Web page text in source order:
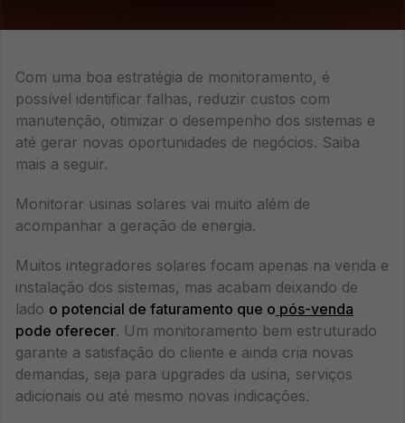
Com uma boa estratégia de monitoramento, é
possível identificar falhas, reduzir custos com
manutenção, otimizar o desempenho dos sistemas e
até gerar novas oportunidades de negócios. Saiba
mais a seguir.
Monitorar usinas solares vai muito além de
acompanhar a geração de energia.
Muitos integradores solares focam apenas na venda e
instalação dos sistemas, mas acabam deixando de
lado o potencial de faturamento que o pós-venda
pode oferecer. Um monitoramento bem estruturado
garante a satisfação do cliente e ainda cria novas
demandas, seja para upgrades da usina, serviços
adicionais ou até mesmo novas indicações.